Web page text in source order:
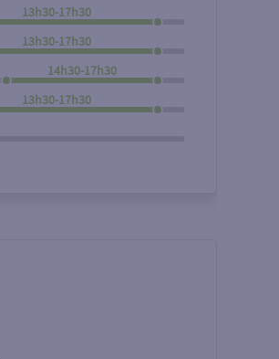
13h30-17h30
13h30-17h30
14h30-17h30
13h30-17h30